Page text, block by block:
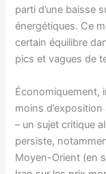
parti d’une baisse
énergétiques. Ce
certain équilibre
pics et vagues de
Économiquement,
moins
– un sujet critique
persiste,
Moyen-Orient (en